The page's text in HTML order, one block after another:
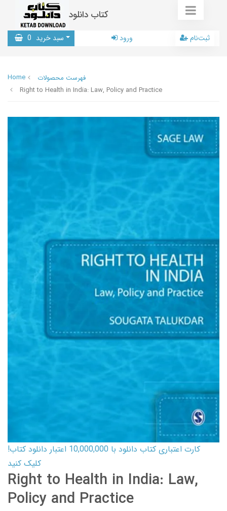
کتاب دانلود
سبد خرید 0 ورود ثبت‌نام
Home
فهرست محصولات
Right to Health in India: Law, Policy and Practice
کارت اعتباری کتاب دانلود با 10,000,000 اعتبار دانلود کتاب!
کلیک کنید
Right to Health in India: Law,
Policy and Practice